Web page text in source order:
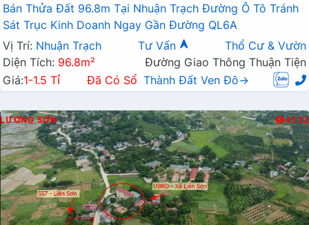
Bán Thửa Đất 96.8m Tại Nhuận Trạch Đường Ô Tô Tránh
Sát Trục Kinh Doanh Ngay Gần Đường QL6A
Vị Trí: Nhuận Trạch Tư Vấn
Thổ Cư & Vườn
Diện Tích: 96.8m²
Đường Giao Thông Thuận Tiện
Giá:1-1.5 Tỉ Đã Có Sổ Thành Đất Ven Đô→
LƯƠNG SƠN 4532